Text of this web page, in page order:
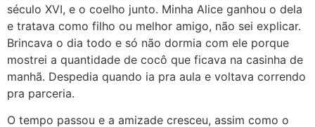
século XVI, e o coelho junto. Minha Alice ganhou o dela
e tratava como filho ou melhor amigo, não sei explicar.
Brincava o dia todo e só não dormia com ele porque
mostrei a quantidade de cocô que ficava na casinha de
manhã. Despedia quando ia pra aula e voltava correndo
pra parceria.
O tempo passou e a amizade cresceu, assim como o